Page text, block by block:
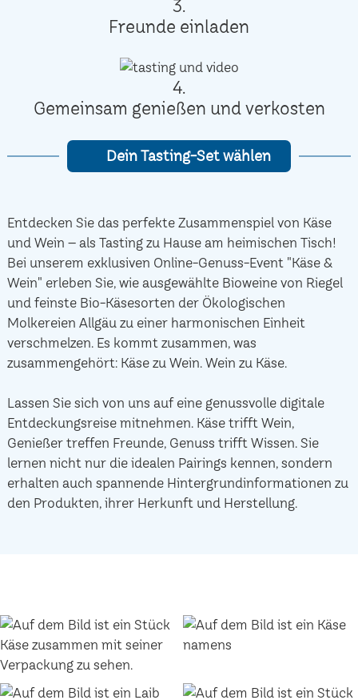
3.
Freunde einladen
4.
Gemeinsam genießen und verkosten
Dein Tasting-Set wählen
Entdecken Sie das perfekte Zusammenspiel von Käse
und Wein – als Tasting zu Hause am heimischen Tisch!
Bei unserem exklusiven Online-Genuss-Event "Käse &
Wein" erleben Sie, wie ausgewählte Bioweine von Riegel
und feinste Bio-Käsesorten der Ökologischen
Molkereien Allgäu zu einer harmonischen Einheit
verschmelzen. Es kommt zusammen, was
zusammengehört: Käse zu Wein. Wein zu Käse.
Lassen Sie sich von uns auf eine genussvolle digitale
Entdeckungsreise mitnehmen. Käse trifft Wein,
Genießer treffen Freunde, Genuss trifft Wissen. Sie
lernen nicht nur die idealen Pairings kennen, sondern
erhalten auch spannende Hintergrundinformationen zu
den Produkten, ihrer Herkunft und Herstellung.